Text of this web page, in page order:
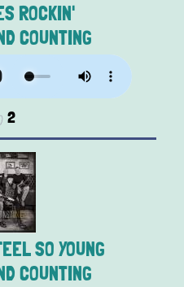
ROCKIN'
COUNTING
2
SO YOUNG
COUNTING